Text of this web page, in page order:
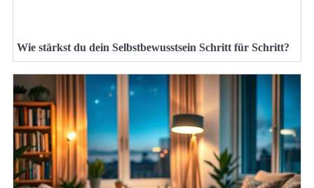
Wie stärkst du dein Selbstbewusstsein Schritt für Schritt?